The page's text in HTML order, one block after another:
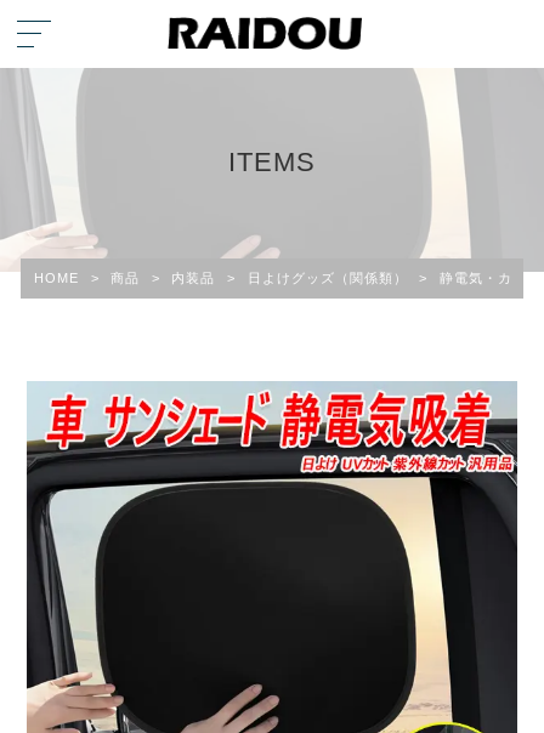
ITEMS
HOME > 商品 > 内装品 > 日よけグッズ（関係類） > 静電気・カー